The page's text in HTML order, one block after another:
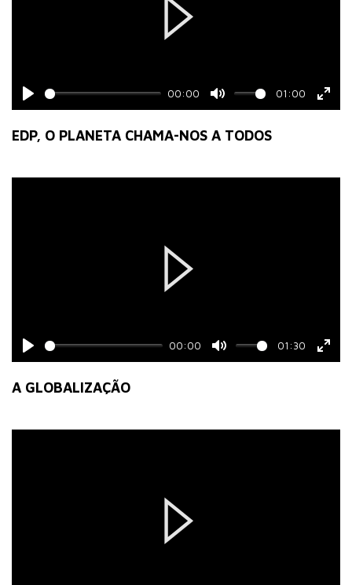
Play
00:00
Mute
01:00
Play
EDP, O PLANETA CHAMA-NOS A TODOS
Play
00:00
Mute
01:30
Play
A GLOBALIZAÇÃO
Play